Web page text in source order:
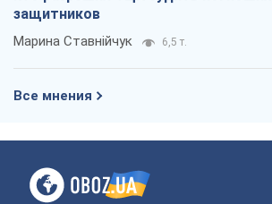
защитников
Марина Ставнійчук 6,5 т.
Все мнения